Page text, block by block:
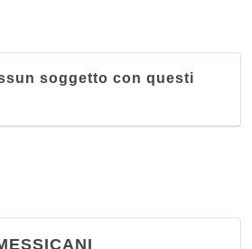
soggetto con questi